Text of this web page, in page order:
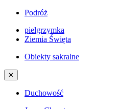
Podróż
pielgrzymka
Ziemia Święta
Obiekty sakralne
✕
Duchowość